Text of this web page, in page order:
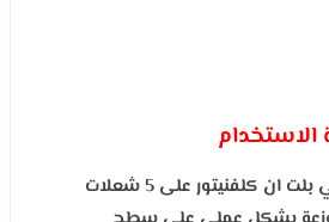
يحتوي سطح كهربائي بلت ان كلفنيتور على 5 شعلات